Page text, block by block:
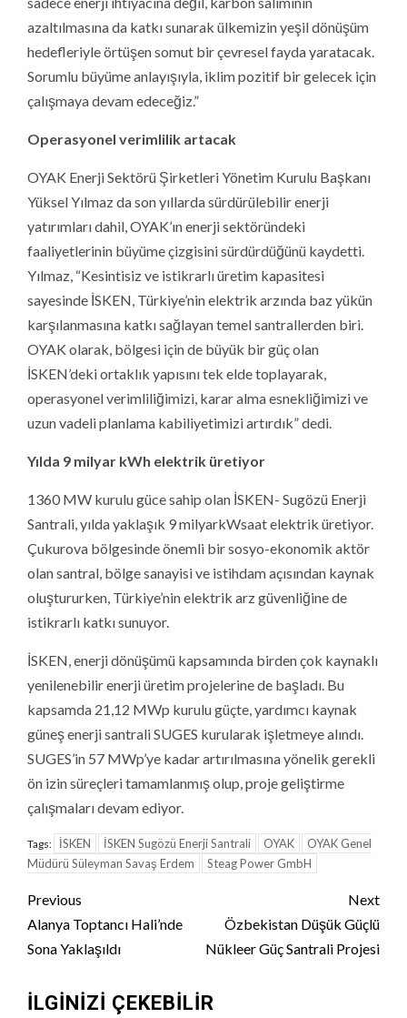
azaltılmasına da katkı sunarak ülkemizin yeşil dönüşüm
hedefleriyle örtüşen somut bir çevresel fayda yaratacak.
Sorumlu büyüme anlayışıyla, iklim pozitif bir gelecek için
çalışmaya devam edeceğiz.”
Operasyonel verimlilik artacak
OYAK Enerji Sektörü Şirketleri Yönetim Kurulu Başkanı
Yüksel Yılmaz da son yıllarda sürdürülebilir enerji
yatırımları dahil, OYAK’ın enerji sektöründeki
faaliyetlerinin büyüme çizgisini sürdürdüğünü kaydetti.
Yılmaz, “Kesintisiz ve istikrarlı üretim kapasitesi
sayesinde İSKEN, Türkiye’nin elektrik arzında baz yükün
karşılanmasına katkı sağlayan temel santrallerden biri.
OYAK olarak, bölgesi için de büyük bir güç olan
İSKEN’deki ortaklık yapısını tek elde toplayarak,
operasyonel verimliliğimizi, karar alma esnekliğimizi ve
uzun vadeli planlama kabiliyetimizi artırdık” dedi.
Yılda 9 milyar kWh elektrik üretiyor
1360 MW kurulu güce sahip olan İSKEN- Sugözü Enerji
Santrali, yılda yaklaşık 9 milyarkWsaat elektrik üretiyor.
Çukurova bölgesinde önemli bir sosyo-ekonomik aktör
olan santral, bölge sanayisi ve istihdam açısından kaynak
oluştururken, Türkiye’nin elektrik arz güvenliğine de
istikrarlı katkı sunuyor.
İSKEN, enerji dönüşümü kapsamında birden çok kaynaklı
yenilenebilir enerji üretim projelerine de başladı. Bu
kapsamda 21,12 MWp kurulu güçte, yardımcı kaynak
güneş enerji santrali SUGES kurularak işletmeye alındı.
SUGES’in 57 MWp’ye kadar artırılmasına yönelik gerekli
ön izin süreçleri tamamlanmış olup, proje geliştirme
çalışmaları devam ediyor.
Tags: İSKEN İSKEN Sugözü Enerji Santrali OYAK
OYAK Genel
Müdürü Süleyman Savaş Erdem
Steag Power GmbH
Continue
Reading
Previous
Alanya Toptancı Hali’nde
Sona Yaklaşıldı
Next
Özbekistan Düşük Güçlü
Nükleer Güç Santrali Projesi
İLGINIZI ÇEKEBILIR